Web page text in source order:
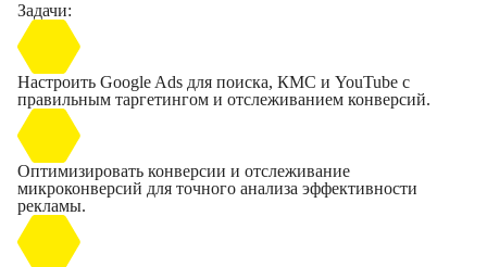
Задачи:
Настроить Google Ads для поиска, КМС и YouTube с
правильным таргетингом и отслеживанием конверсий.
Оптимизировать конверсии и отслеживание
микроконверсий для точного анализа эффективности
рекламы.